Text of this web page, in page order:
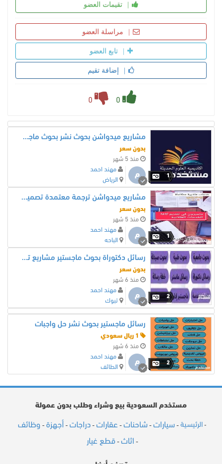
تقيمات العضو
مراسلة العضو
تابع العضو
إضافة تقيم
0
0
1
مشاريع ميدواشن بحوث نشر بحوث ماجستير بحوث دكتوراه
بدون سعر
منذ 5 شهر
م
مهند احمد
الرياض
1
مشاريع ميدواشن ترجمة معتمدة تصميم مواقع تصميم اوتوكاد
بدون سعر
منذ 5 شهر
م
مهند احمد
الباحه
2
رسائل دكتوراة بحوث ماجستير مشاريع تخرج بحوث تخرج ورقة علمية اوكاد
بدون سعر
منذ 6 شهر
م
مهند احمد
تبوك
2
رسائل ماجستير بحوث نشر حل واجبات
منذ 6 شهر
م
مهند احمد
الطائف
مستخدم السعودية بيع وشراء وطلب بدون عمولة
- الرئيسية - سيارات - شاحنات - عقارات - دراجات - أجهزة - وظائف
- اثاث -قطع غيار